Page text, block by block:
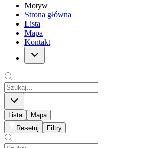
Motyw
Strona główna
Lista
Mapa
Kontakt
Lista
Mapa
Resetuj
Filtry